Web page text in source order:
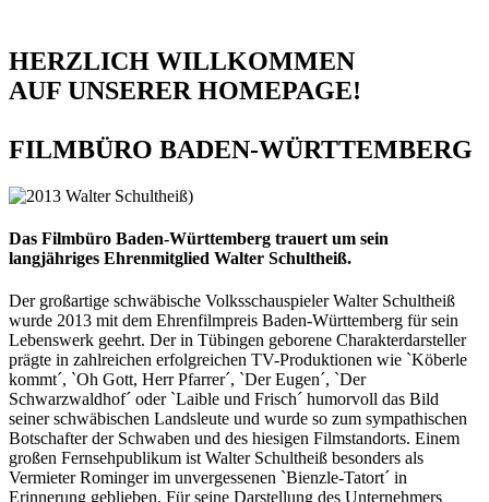
HERZLICH WILLKOMMEN
AUF UNSERER HOMEPAGE!
FILMBÜRO BADEN-WÜRTTEMBERG
Das Filmbüro Baden-Württemberg trauert um sein
langjähriges Ehrenmitglied Walter Schultheiß.
Der großartige schwäbische Volksschauspieler Walter Schultheiß
wurde 2013 mit dem Ehrenfilmpreis Baden-Württemberg für sein
Lebenswerk geehrt. Der in Tübingen geborene Charakterdarsteller
prägte in zahlreichen erfolgreichen TV-Produktionen wie `Köberle
kommt´, `Oh Gott, Herr Pfarrer´, `Der Eugen´, `Der
Schwarzwaldhof´ oder `Laible und Frisch´ humorvoll das Bild
seiner schwäbischen Landsleute und wurde so zum sympathischen
Botschafter der Schwaben und des hiesigen Filmstandorts. Einem
großen Fernsehpublikum ist Walter Schultheiß besonders als
Vermieter Rominger im unvergessenen `Bienzle-Tatort´ in
Erinnerung geblieben. Für seine Darstellung des Unternehmers